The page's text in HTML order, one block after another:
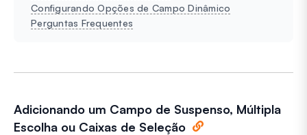
Configurando Opções de Campo Dinâmico
Perguntas Frequentes
Adicionando um Campo de Suspenso, Múltipla
Escolha ou Caixas de Seleção